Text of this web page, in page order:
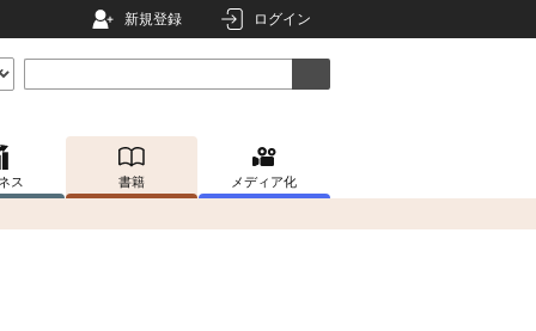
新規登録 ログイン
ス 書籍 メディア化